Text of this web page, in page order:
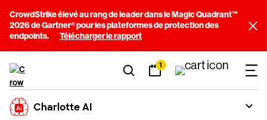
CrowdStrike élevé au rang de leader dans le Magic Quadrant™
2026 de Gartner® pour les plateformes de protection des
endpoints.
Télécharger le rapport
1
Charlotte AI